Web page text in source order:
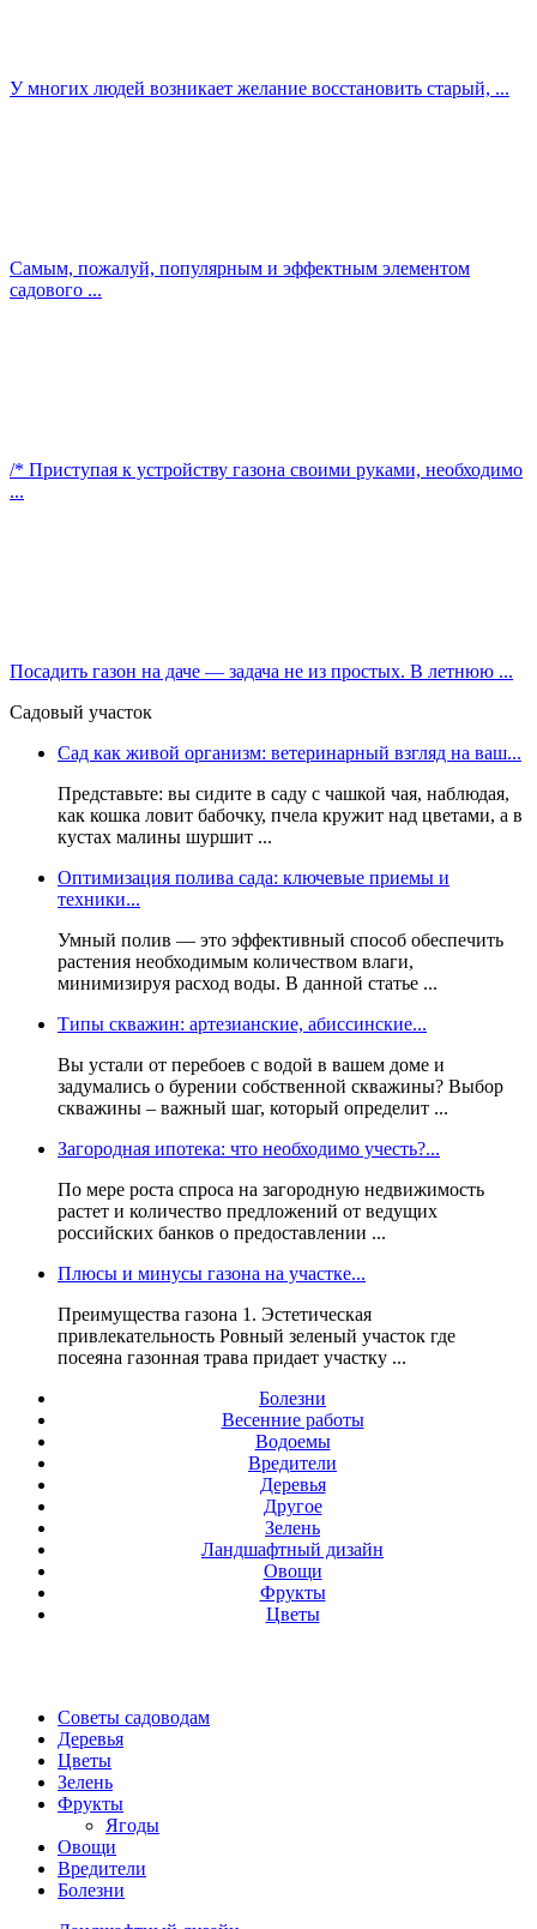
У многих людей возникает желание восстановить старый, ...
Самым, пожалуй, популярным и эффектным элементом
садового ...
/* Приступая к устройству газона своими руками, необходимо
...
Посадить газон на даче — задача не из простых. В летнюю ...
Садовый участок
Сад как живой организм: ветеринарный взгляд на ваш...
Представьте: вы сидите в саду с чашкой чая, наблюдая,
как кошка ловит бабочку, пчела кружит над цветами, а в
кустах малины шуршит ...
Оптимизация полива сада: ключевые приемы и
техники...
Умный полив — это эффективный способ обеспечить
растения необходимым количеством влаги,
минимизируя расход воды. В данной статье ...
Типы скважин: артезианские, абиссинские...
Вы устали от перебоев с водой в вашем доме и
задумались о бурении собственной скважины? Выбор
скважины – важный шаг, который определит ...
Загородная ипотека: что необходимо учесть?...
По мере роста спроса на загородную недвижимость
растет и количество предложений от ведущих
российских банков о предоставлении ...
Плюсы и минусы газона на участке...
Преимущества газона 1. Эстетическая
привлекательность Ровный зеленый участок где
посеяна газонная трава придает участку ...
Болезни
Весенние работы
Водоемы
Вредители
Деревья
Другое
Зелень
Ландшафтный дизайн
Овощи
Фрукты
Цветы
Советы садоводам
Деревья
Цветы
Зелень
Фрукты
Ягоды
Овощи
Вредители
Болезни